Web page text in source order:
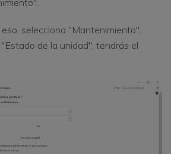
selecciona "Mantenimiento".
de la unidad", tendrás el